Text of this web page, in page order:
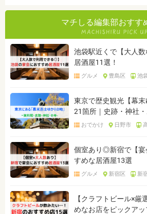
マチしる編集部おすす
池袋駅近くで【大人
居酒屋11選！
グルメ 豊島区 池
東京で歴史観光【幕
21箇所｜史跡・神社
おでかけ 日野市
個室あり◎新宿で【宴
すめな居酒屋13選
グルメ 新宿区 新
【クラフトビール×厳
めなお店をピックアッ